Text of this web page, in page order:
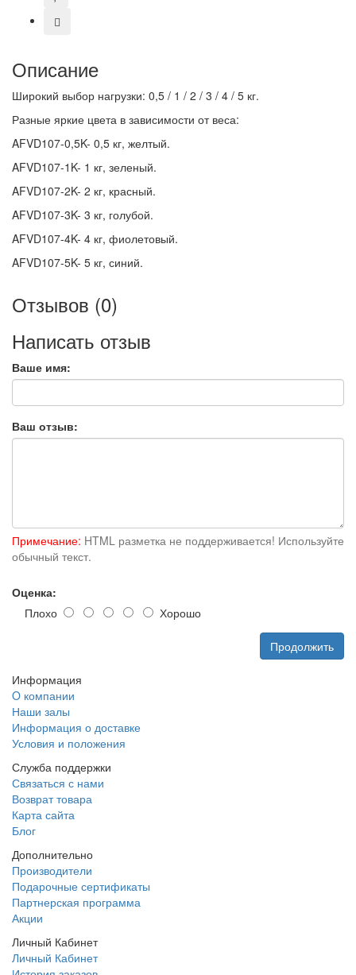
Описание
Широкий выбор нагрузки: 0,5 / 1 / 2 / 3 / 4 / 5 кг.
Разные яркие цвета в зависимости от веса:
AFVD107-0,5K- 0,5 кг, желтый.
AFVD107-1K- 1 кг, зеленый.
AFVD107-2K- 2 кг, красный.
AFVD107-3K- 3 кг, голубой.
AFVD107-4K- 4 кг, фиолетовый.
AFVD107-5K- 5 кг, синий.
Отзывов (0)
Написать отзыв
Ваше имя:
Ваш отзыв:
Примечание: HTML разметка не поддерживается! Используйте
обычный текст.
Оценка:
Плохо
Хорошо
Продолжить
Информация
O компании
Наши залы
Информация о доставке
Условия и положения
Служба поддержки
Связаться с нами
Возврат товара
Карта сайта
Блог
Дополнительно
Производители
Подарочные сертификаты
Партнерская программа
Акции
Личный Кабинет
Личный Кабинет